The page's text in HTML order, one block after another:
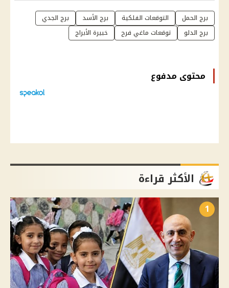
برج الحمل التوقعات الفلكية برج الأسد
برج الجدي
برج الدلو
توقعات ماغي فرح خبيرة الأبراج
محتوى مدفوع
الأكثر قراءة
1